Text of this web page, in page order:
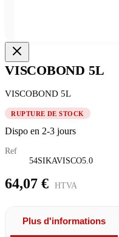
VISCOBOND 5L
VISCOBOND 5L
RUPTURE DE STOCK
Dispo en 2-3 jours
Ref
54SIKAVISCO5.0
64,07 € HTVA
Plus d'informations